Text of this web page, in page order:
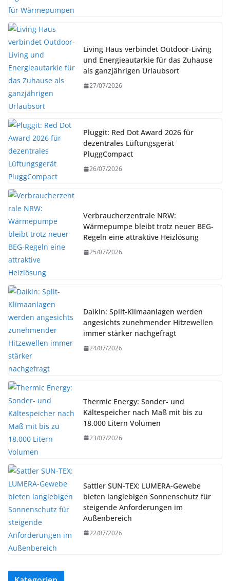
Living Haus verbindet Outdoor-Living
und Energieautarkie für das Zuhause
als ganzjährigen Urlaubsort
27/07/2026
Pluggit: Red Dot Award 2026 für
dezentrales Lüftungsgerät
PluggCompact
26/07/2026
Verbraucherzentrale NRW:
Wärmepumpe bleibt trotz neuer BEG-
Regeln eine attraktive Heizlösung
25/07/2026
Daikin: Split-Klimaanlagen werden
angesichts zunehmender Hitzewellen
immer stärker nachgefragt
24/07/2026
Thermic Energy: Sonder- und
Kältespeicher nach Maß mit bis zu
18.000 Litern Volumen
23/07/2026
Sattler SUN-TEX: LUMERA-Gewebe
bieten langlebigen Sonnenschutz für
steigende Anforderungen im
Außenbereich
22/07/2026